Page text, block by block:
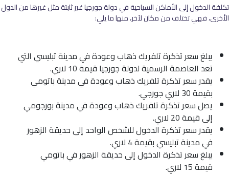
تكلفة الدخول إلى الأماكن السياحية في دولة جورجيا غير ثابتة مثل غيرها من الدول
الأخرى، فهي تختلف من مكان لآخر، منها ما يلي:
يبلغ سعر تذكرة تلفريك ذهاب وعودة في مدينة تبليسي التي
تعد العاصمة الرسمية لدولة جورجيا قيمة 10 لاري.
يقدر سعر تذكرة تلفريك ذهاب وعودة في مدينة باتومي
بقيمة 30 لاري جورجي.
يصل سعر تذكرة تلفريك ذهاب وعودة في مدينة بورجومي
إلى قيمة 20 لاري.
يقدر سعر تذكرة الدخول للشخص الواحد إلى حديقة الزهور
في مدينة تبليسي بقيمة 4 لاري.
يبلغ سعر تذكرة الدخول إلى حديقة الزهور في باتومي
قيمة 15 لاري.